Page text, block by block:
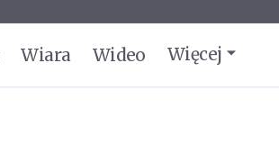
Wiara Wideo Więcej